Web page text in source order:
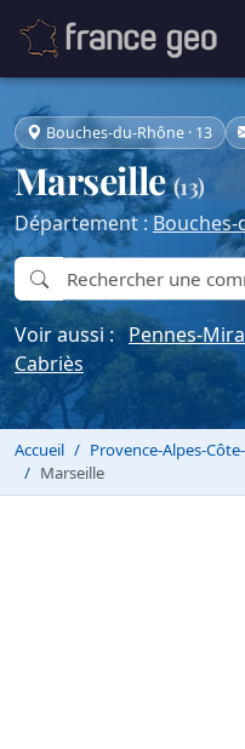
Bouches-du-Rhône · 13
Marseille(13)
Département :Bouches-
Voir aussi : Pennes-
Cabriès
Accueil Provence-Alpes-
Marseille